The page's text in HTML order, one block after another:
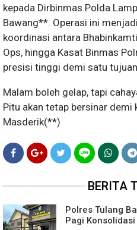
kepada Dirbinmas Polda
Bawang**. Operasi ini
koordinasi antara
Ops, hingga Kasat Binmas
presisi tinggi demi satu
Malam boleh gelap, tapi
Pitu akan tetap bersinar
Masderik(**)
BERITA
Polres Tulang
Pagi